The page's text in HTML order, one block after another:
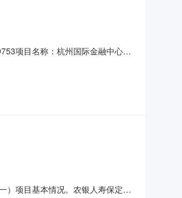
项目名称：杭州国际金融中心汇
系统计划开竣工日期一致，并与
）项目基本情况。农银人寿保定中